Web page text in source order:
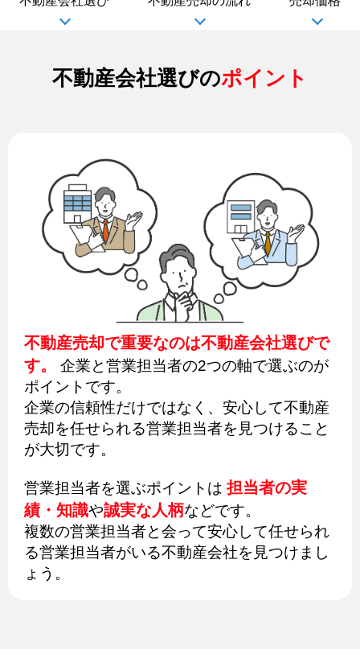
不動産会社選びのポイント
不動産売却で重要なのは不動産会社選びで
す。
企業と営業担当者の2つの軸で選ぶのが
ポイントです。
企業の信頼性だけではなく、安心して不動産
売却を任せられる営業担当者を見つけること
が大切です。
営業担当者を選ぶポイントは 担当者の実
績・知識や誠実な人柄などです。
複数の営業担当者と会って安心して任せられ
る営業担当者がいる不動産会社を見つけまし
ょう。